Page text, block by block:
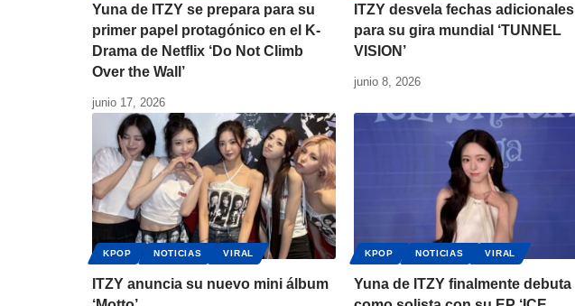
Yuna de ITZY se prepara para su
primer papel protagónico en el K-
Drama de Netflix ‘Do Not Climb
Over the Wall’
junio 17, 2026
ITZY desvela fechas adicionales
para su gira mundial ‘TUNNEL
VISION’
junio 8, 2026
KPOP NOTICIAS VIRAL
ITZY anuncia su nuevo mini álbum
KPOP NOTICIAS VIRAL
Yuna de ITZY finalmente debuta